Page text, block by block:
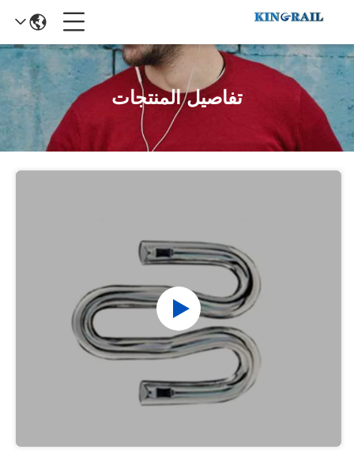
تفاصيل المنتجات